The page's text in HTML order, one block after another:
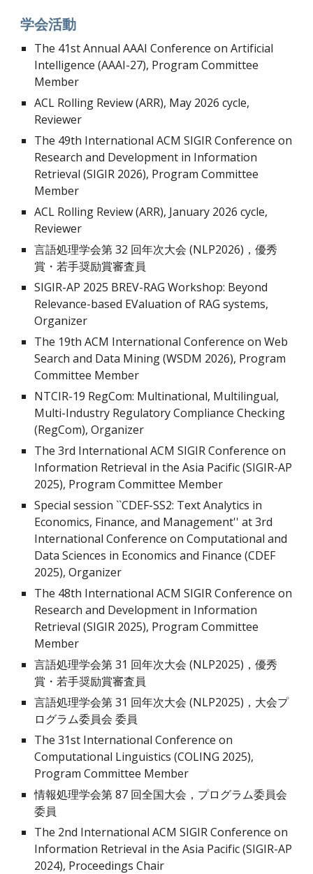
学会活動
The 41st Annual AAAI Conference on Artificial
Intelligence (AAAI-27), Program Committee
Member
ACL Rolling Review (ARR), May 2026 cycle,
Reviewer
The 49th International ACM SIGIR Conference on
Research and Development in Information
Retrieval (SIGIR 2026), Program Committee
Member
ACL Rolling Review (ARR), January 2026 cycle,
Reviewer
言語処理学会第 32 回年次大会 (NLP2026)，優秀
賞・若手奨励賞審査員
SIGIR-AP 2025 BREV-RAG Workshop: Beyond
Relevance-based EValuation of RAG systems,
Organizer
The 19th ACM International Conference on Web
Search and Data Mining (WSDM 2026), Program
Committee Member
NTCIR-19 RegCom: Multinational, Multilingual,
Multi-Industry Regulatory Compliance Checking
(RegCom), Organizer
The 3rd International ACM SIGIR Conference on
Information Retrieval in the Asia Pacific(SIGIR-AP
2025), Program Committee Member
Special session ``CDEF-SS2: Text Analytics in
Economics, Finance, and Management'' at 3rd
International Conference on Computational and
Data Sciences in Economics and Finance (CDEF
2025), Organizer
The 48th International ACM SIGIR Conference on
Research and Development in Information
Retrieval (SIGIR 2025), Program Committee
Member
言語処理学会第 31 回年次大会 (NLP2025)，優秀
賞・若手奨励賞審査員
言語処理学会第 31 回年次大会 (NLP2025)，大会プ
ログラム委員会 委員
The31st International Conference on
Computational Linguistics (COLING 2025),
Program Committee Member
情報処理学会第 87 回全国大会，プログラム委員会
委員
The 2nd International ACM SIGIR Conference on
Information Retrieval in the Asia Pacific (SIGIR-AP
2024), Proceedings Chair